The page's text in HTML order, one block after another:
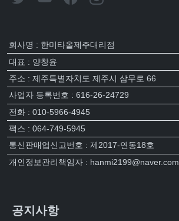
회사명 : 한미타올제주대리점
대표 : 양창윤
주소 : 제주특별자치도 제주시 삼무로 66
사업자 등록번호 : 616-26-24729
전화 : 010-5966-4945
팩스 : 064-749-5945
통신판매업신고번호 : 제2017-연동18호
개인정보관리책임자 : hanmi2199@naver.com
공지사항